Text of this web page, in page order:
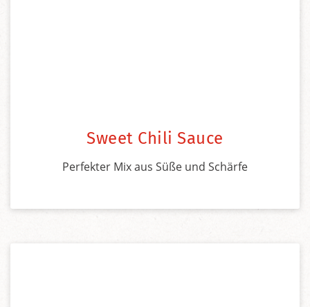
Sweet Chili Sauce
Perfekter Mix aus Süße und Schärfe